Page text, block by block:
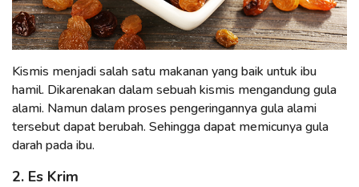
Kismis menjadi salah satu makanan yang baik untuk ibu
hamil. Dikarenakan dalam sebuah kismis mengandung gula
alami. Namun dalam proses pengeringannya gula alami
tersebut dapat berubah. Sehingga dapat memicunya gula
darah pada ibu.
2. Es Krim